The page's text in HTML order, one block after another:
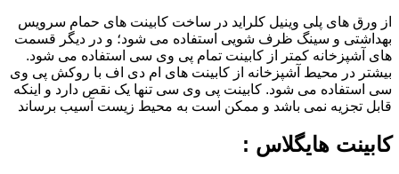
از ورق های پلی وینیل کلراید در ساخت کابینت های حمام سرویس
بهداشتی و سینگ ظرف شویی استفاده می شود؛ و در دیگر قسمت
های آشپزخانه کمتر از کابینت تمام پی وی سی استفاده می شود.
بیشتر در محیط آشپزخانه از کابینت های ام دی اف با روکش پی وی
سی استفاده می شود. کابینت پی وی سی تنها یک نقص دارد و اینکه
قابل تجزیه نمی باشد و ممکن است به محیط زیست آسیب برساند
کابینت هایگلاس :